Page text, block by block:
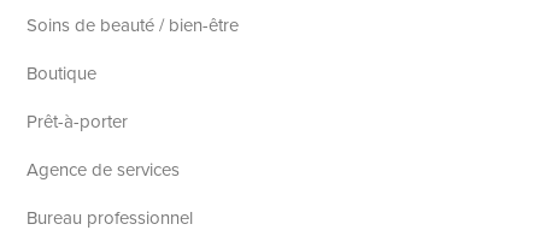
Soins de beauté / bien-être
Boutique
Prêt-à-porter
Agence de services
Bureau professionnel